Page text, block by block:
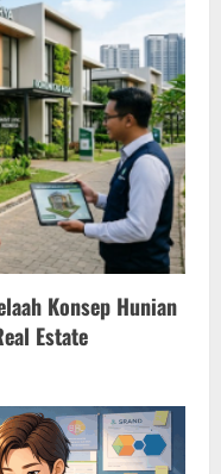
Konsep Hunian
Estate